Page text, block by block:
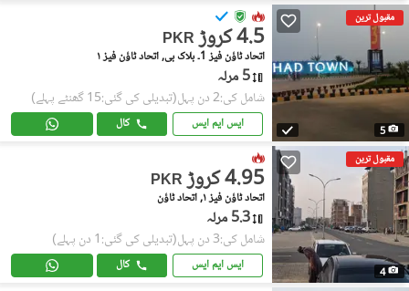
مقبول ترین
5
PKR 4.5 کروڑ
اتحاد ٹاؤن فیز 1۔ بلاک بی, اتحاد ٹاؤن فیز ١
5 مرلہ
شامل کی:2 دن پہل (تبدیلی کی گئی:15 گھنٹے پہلے)
ایس ایم ایس کال
مقبول ترین
4
PKR 4.95 کروڑ
اتحاد ٹاؤن فیز ١, اتحاد ٹاؤن
5.3 مرلہ
شامل کی:3 دن پہل (تبدیلی کی گئی:1 دن پہلے)
ایس ایم ایس کال